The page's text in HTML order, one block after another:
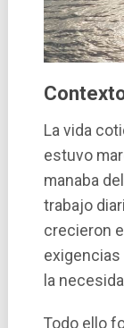
La vida
estuvo
manaba
trabajo
crecieron
exigencias
la
Todo ello